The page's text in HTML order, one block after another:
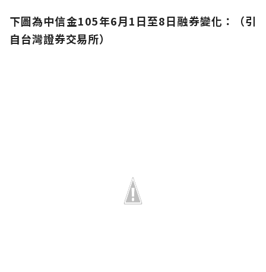
下圖為中信金105年6月1日至8日融券變化：（引
自台灣證券交易所）